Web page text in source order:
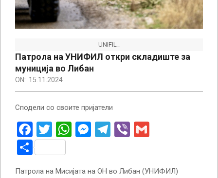
UNIFIL_
Патрола на УНИФИЛ откри складиште за
муниција во Либан
ON: 15.11.2024
Сподели со своите пријатели
Facebook
Twitter
WhatsApp
Messenger
Telegram
Viber
Share
Патрола на Мисијата на ОН во Либан (УНИФИЛ)